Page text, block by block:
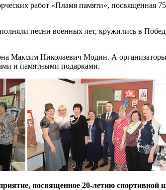
работ «Пламя памяти»,
песни военных лет, кружились в
Николаевич Модин. А
и памятными подарками.
посвященное 20-летию